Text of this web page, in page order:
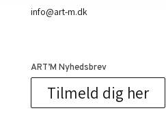
info@art-m.dk
ART’M Nyhedsbrev
Tilmeld dig her